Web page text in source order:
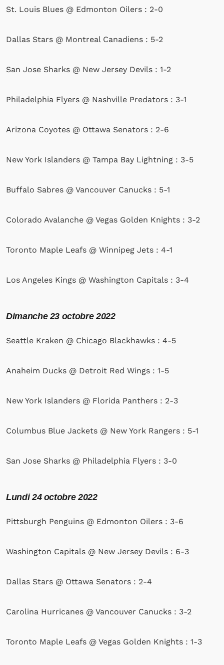
St. Louis Blues @ Edmonton Oilers : 2-0
Dallas Stars @ Montreal Canadiens : 5-2
San Jose Sharks @ New Jersey Devils : 1-2
Philadelphia Flyers @ Nashville Predators : 3-1
Arizona Coyotes @ Ottawa Senators : 2-6
New York Islanders @ Tampa Bay Lightning : 3-5
Buffalo Sabres @ Vancouver Canucks : 5-1
Colorado Avalanche @ Vegas Golden Knights : 3-2
Toronto Maple Leafs @ Winnipeg Jets : 4-1
Los Angeles Kings @ Washington Capitals : 3-4
Dimanche23 octobre 2022
Seattle Kraken @ Chicago Blackhawks : 4-5
Anaheim Ducks @ Detroit Red Wings : 1-5
New York Islanders @ Florida Panthers : 2-3
Columbus Blue Jackets @ New York Rangers : 5-1
San Jose Sharks @ Philadelphia Flyers : 3-0
Lundi 24 octobre 2022
Pittsburgh Penguins @ Edmonton Oilers : 3-6
Washington Capitals @ New Jersey Devils : 6-3
Dallas Stars @ Ottawa Senators : 2-4
Carolina Hurricanes @ Vancouver Canucks : 3-2
Toronto Maple Leafs @ Vegas Golden Knights : 1-3